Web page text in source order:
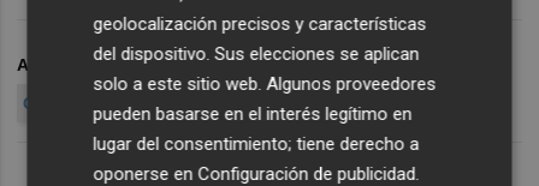
ARCHIVADO EN FACEBOOK RED SOCIAL
BOTÓN
OPCIÓN HABILIDADES PROFESIONALES
geolocalización precisos y características
del dispositivo. Sus elecciones se aplican
solo a este sitio web. Algunos proveedores
pueden basarse en el interés legítimo en
lugar del consentimiento; tiene derecho a
oponerse enConfiguración de publicidad